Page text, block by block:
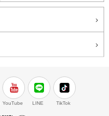
YouTube LINE TikTok